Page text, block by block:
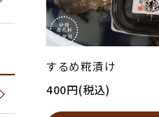
するめ糀漬け
400円(税込)